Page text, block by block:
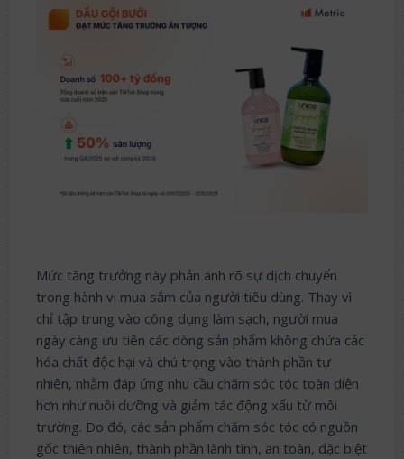
Mức tăng trưởng này phản ánh rõ sự dịch chuyển
trong hành vi mua sắm của người tiêu dùng. Thay vì
chỉ tập trung vào công dụng làm sạch, người mua
ngày càng ưu tiên các dòng sản phẩm không chứa các
hóa chất độc hại và chú trọng vào thành phần tự
nhiên, nhằm đáp ứng nhu cầu chăm sóc tóc toàn diện
hơn như nuôi dưỡng và giảm tác động xấu từ môi
trường. Do đó, các sản phẩm chăm sóc tóc có nguồn
gốc thiên nhiên, thành phần lành tính, an toàn, đặc biệt